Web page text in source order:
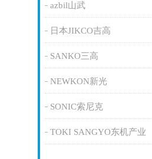
azbil山武
日本JIKCO吉高
SANKO三高
NEWKON新光
SONIC索尼克
TOKI SANGYO东机产业